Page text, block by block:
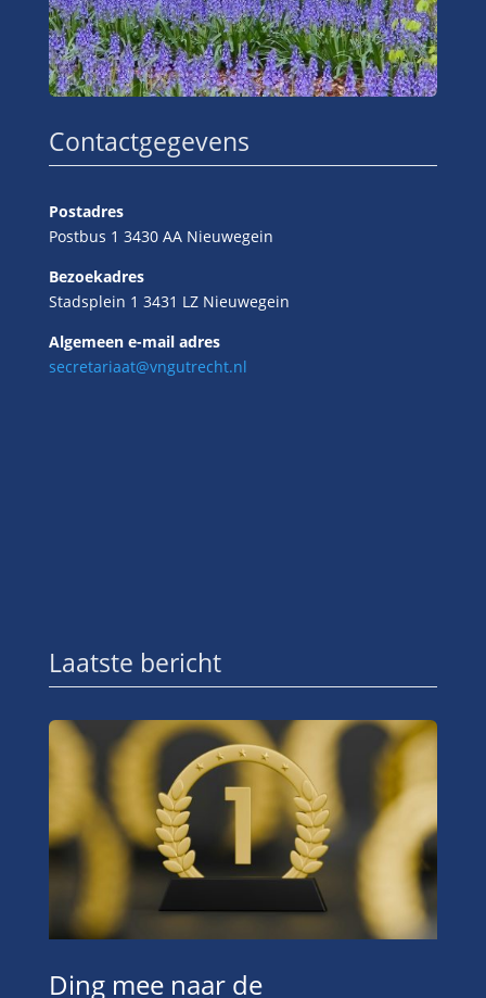
Contactgegevens
Postadres
Postbus 1 3430 AA Nieuwegein
Bezoekadres
Stadsplein 1 3431 LZ Nieuwegein
Algemeen e-mail adres
secretariaat@vngutrecht.nl
Laatste bericht
Ding mee naar de